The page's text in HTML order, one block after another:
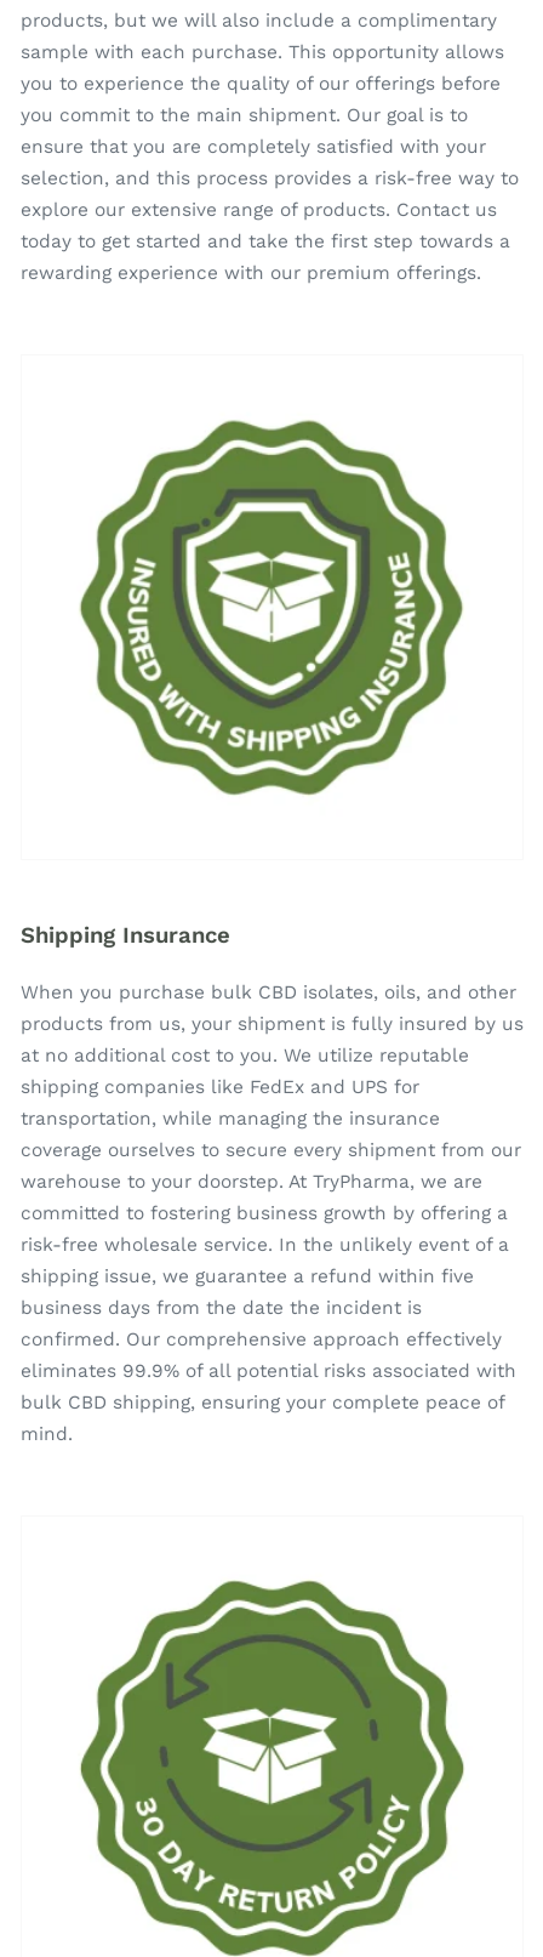
products, but we will also include a complimentary
sample with each purchase. This opportunity allows
you to experience the quality of our offerings before
you commit to the main shipment. Our goal is to
ensure that you are completely satisfied with your
selection, and this process provides a risk-free way to
explore our extensive range of products. Contact us
today to get started and take the first step towards a
rewarding experience with our premium offerings.
Shipping Insurance
When you purchase bulk CBD isolates, oils, and other
products from us, your shipment is fully insured by us
at no additional cost to you. We utilize reputable
shipping companies like FedEx and UPS for
transportation, while managing the insurance
coverage ourselves to secure every shipment from our
warehouse to your doorstep. At TryPharma, we are
committed to fostering business growth by offering a
risk-free wholesale service. In the unlikely event of a
shipping issue, we guarantee a refund within five
business days from the date the incident is
confirmed. Our comprehensive approach effectively
eliminates 99.9% of all potential risks associated with
bulk CBD shipping, ensuring your complete peace of
mind.